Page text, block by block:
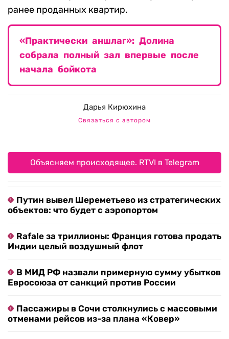
ранее проданных квартир.
«Практически аншлаг»: Долина
собрала полный зал впервые после
начала бойкота
Дарья Кирюхина
Связаться с автором
Объясняем происходящее. RTVI в Telegram
Путин вывел Шереметьево из стратегических
объектов: что будет с аэропортом
Rafale за триллионы: Франция готова продать
Индии целый воздушный флот
В МИД РФ назвали примерную сумму убытков
Евросоюза от санкций против России
Пассажиры в Сочи столкнулись с массовыми
отменами рейсов из-за плана «Ковер»